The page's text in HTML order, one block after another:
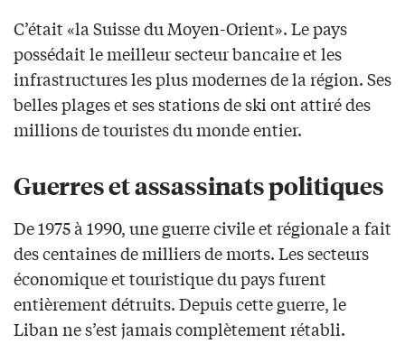
C’était «la Suisse du Moyen-Orient». Le pays
possédait le meilleur secteur bancaire et les
infrastructures les plus modernes de la région. Ses
belles plages et ses stations de ski ont attiré des
millions de touristes du monde entier.
Guerres et assassinats politiques
De 1975 à 1990, une guerre civile et régionale a fait
des centaines de milliers de morts. Les secteurs
économique et touristique du pays furent
entièrement détruits. Depuis cette guerre, le
Liban ne s’est jamais complètement rétabli.